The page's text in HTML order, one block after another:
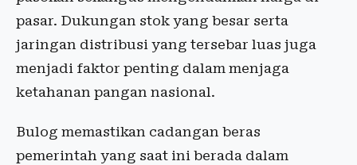
pasar. Dukungan stok yang besar serta
jaringan distribusi yang tersebar luas juga
menjadi faktor penting dalam menjaga
ketahanan pangan nasional.
Bulog memastikan cadangan beras
pemerintah yang saat ini berada dalam